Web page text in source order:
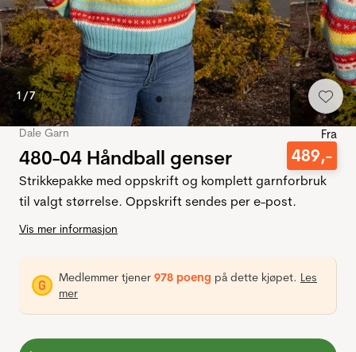
1 /7
Dale Garn
480-04 Håndball genser
Fra
489,-
Strikkepakke med oppskrift og komplett garnforbruk
til valgt størrelse. Oppskrift sendes per e-post.
Vis mer informasjon
Medlemmer tjener 978 poeng på dette kjøpet. Les
mer